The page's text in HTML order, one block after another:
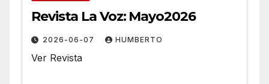
Revista La Voz: Mayo2026
2026-06-07 HUMBERTO
Ver Revista